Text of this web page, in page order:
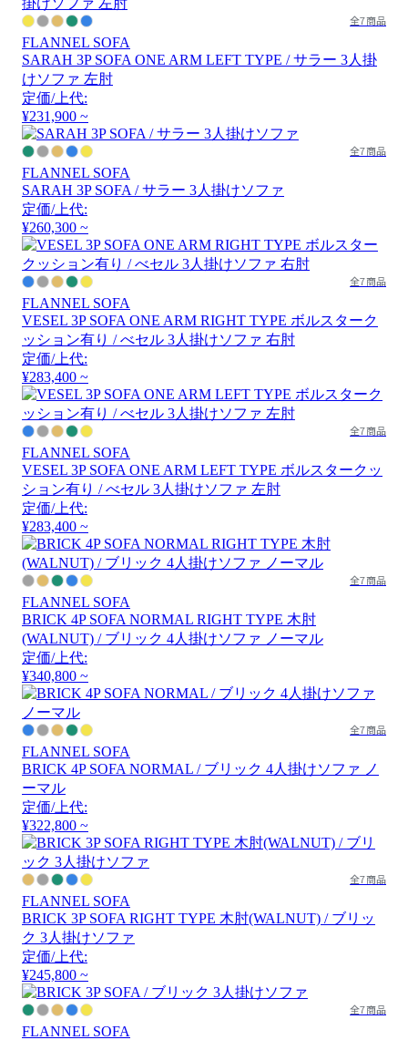
全7商品
FLANNEL SOFA
SARAH 3P SOFA ONE ARM LEFT TYPE / サラー 3人掛
けソファ 左肘
定価/上代:
¥231,900 ~
全7商品
FLANNEL SOFA
SARAH 3P SOFA / サラー 3人掛けソファ
定価/上代:
¥260,300 ~
全7商品
FLANNEL SOFA
VESEL 3P SOFA ONE ARM RIGHT TYPE ボルスターク
ッション有り / べセル 3人掛けソファ 右肘
定価/上代:
¥283,400 ~
全7商品
FLANNEL SOFA
VESEL 3P SOFA ONE ARM LEFT TYPE ボルスタークッ
ション有り / べセル 3人掛けソファ 左肘
定価/上代:
¥283,400 ~
全7商品
FLANNEL SOFA
BRICK 4P SOFA NORMAL RIGHT TYPE 木肘
(WALNUT) / ブリック 4人掛けソファ ノーマル
定価/上代:
¥340,800 ~
全7商品
FLANNEL SOFA
BRICK 4P SOFA NORMAL / ブリック 4人掛けソファ ノ
ーマル
定価/上代:
¥322,800 ~
全7商品
FLANNEL SOFA
BRICK 3P SOFA RIGHT TYPE 木肘(WALNUT) / ブリッ
ク 3人掛けソファ
定価/上代:
¥245,800 ~
全7商品
FLANNEL SOFA